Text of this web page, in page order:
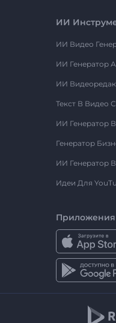
ИИ
ИИ Видео
ИИ Генератор
ИИ
Текст В Видео
ИИ Генератор
Генератор
ИИ Генератор
Идеи Для